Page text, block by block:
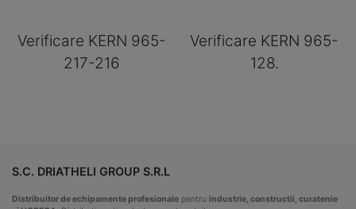
Verificare KERN 965-
217-216
Verificare KERN 965-
128.
S.C. DRIATHELI GROUP S.R.L
Distribuitor de echipamente profesionale pentru industrie, constructii, curatenie